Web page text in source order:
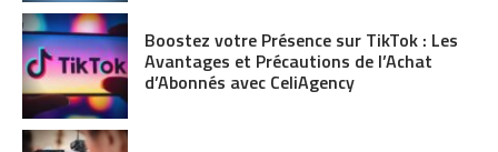
Boostez votre Présence sur TikTok : Les
Avantages et Précautions de l’Achat
d’Abonnés avec CeliAgency